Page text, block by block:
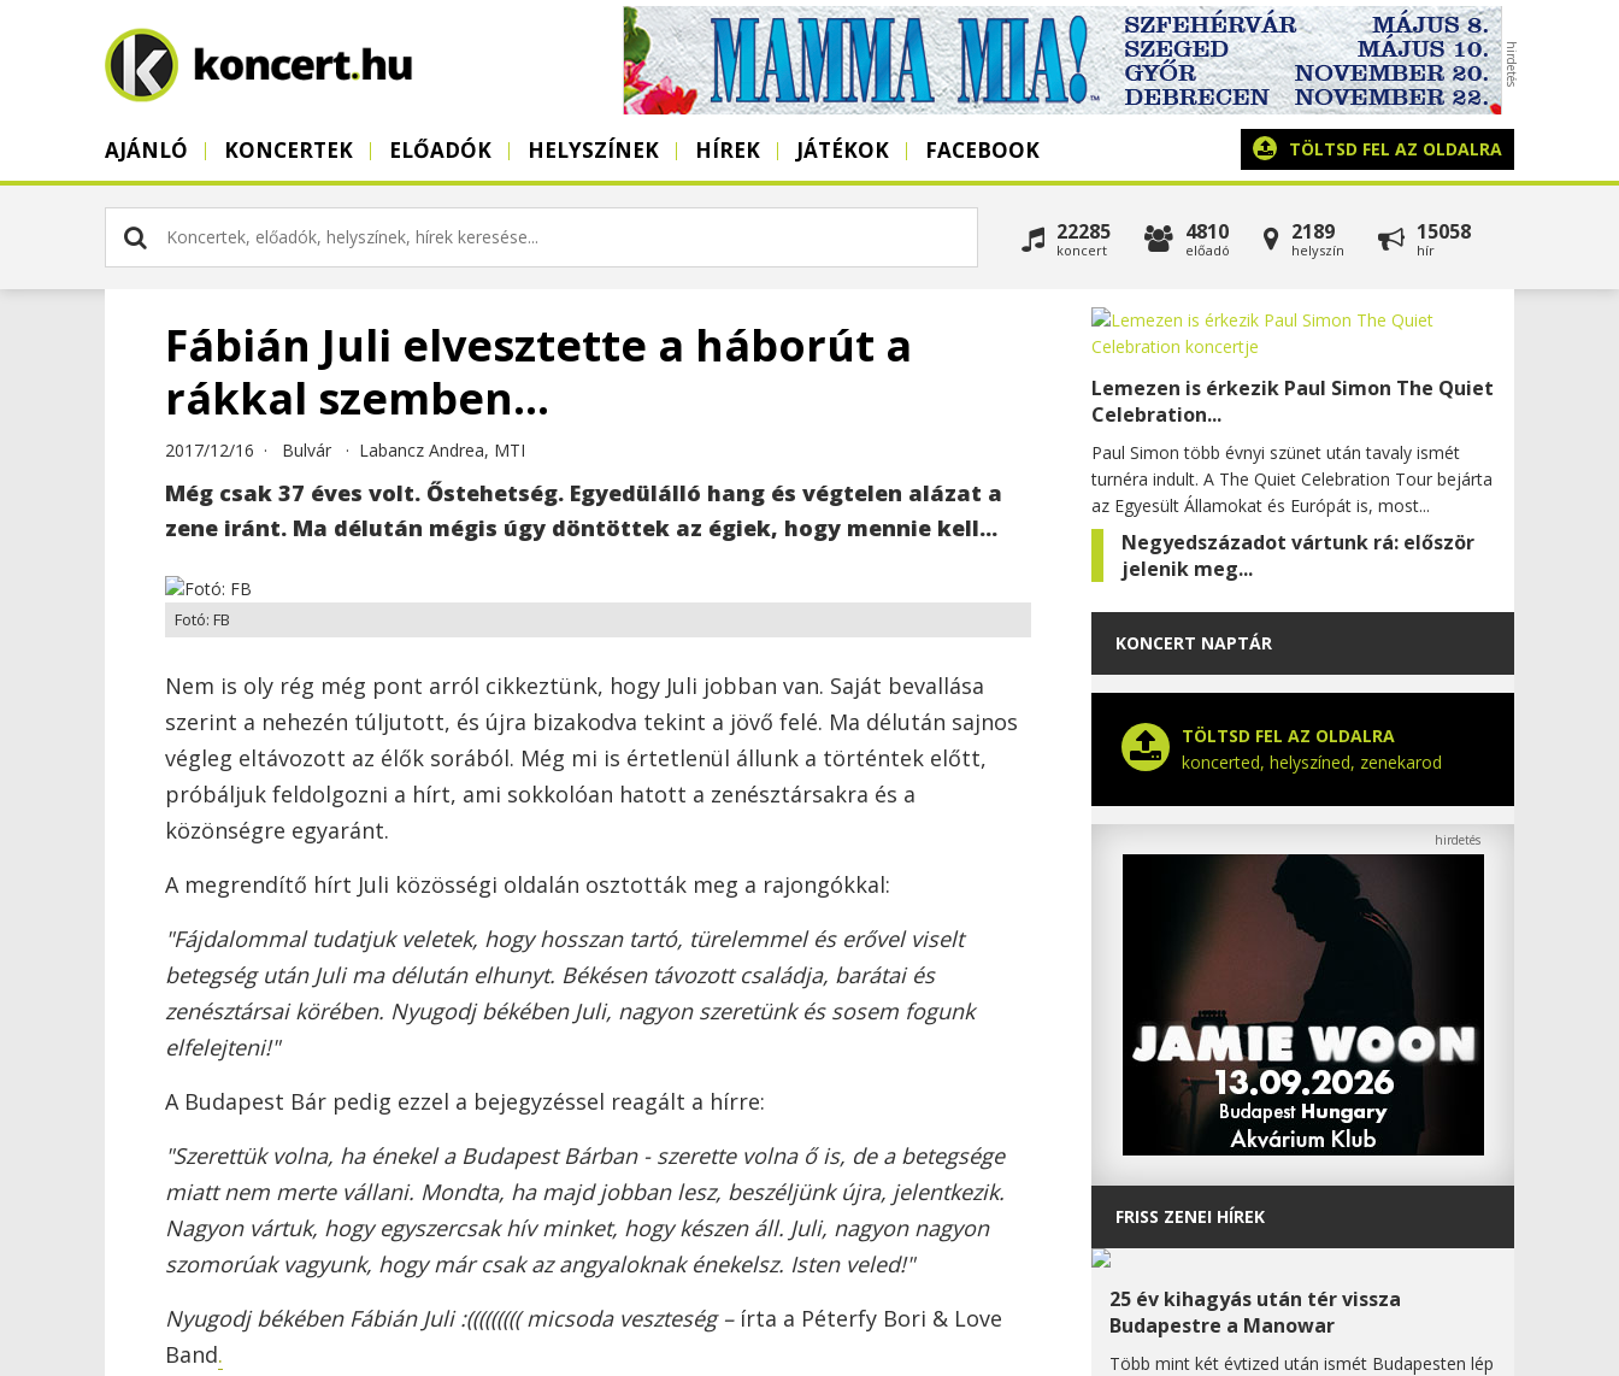
AJÁNLÓ KONCERTEK ELŐADÓK HELYSZÍNEK HÍREK JÁTÉKOK FACEBOOK TÖLTSD FEL AZ OLDALRA
22285
koncert
4810
előadó
2189
helyszín
15058
hír
Fábián Juli elvesztette a háborút a
rákkal szemben...
2017/12/16 · Bulvár · Labancz Andrea, MTI
Még csak 37 éves volt. Őstehetség. Egyedülálló hang és végtelen alázat a
zene iránt. Ma délután mégis úgy döntöttek az égiek, hogy mennie kell...
Fotó: FB
Nem is oly rég még pont arról cikkeztünk, hogy Juli jobban van. Saját bevallása
szerint a nehezén túljutott, és újra bizakodva tekint a jövő felé. Ma délután sajnos
végleg eltávozott az élők sorából. Még mi is értetlenül állunk a történtek előtt,
próbáljuk feldolgozni a hírt, ami sokkolóan hatott a zenésztársakra és a
közönségre egyaránt.
A megrendítő hírt Juli közösségi oldalán osztották meg a rajongókkal:
"Fájdalommal tudatjuk veletek, hogy hosszan tartó, türelemmel és erővel viselt
betegség után Juli ma délután elhunyt. Békésen távozott családja, barátai és
zenésztársai körében. Nyugodj békében Juli, nagyon szeretünk és sosem fogunk
elfelejteni!"
A Budapest Bár pedig ezzel a bejegyzéssel reagált a hírre:
"Szerettük volna, ha énekel a Budapest Bárban - szerette volna ő is, de a betegsége
miatt nem merte vállani. Mondta, ha majd jobban lesz, beszéljünk újra, jelentkezik.
Nagyon vártuk, hogy egyszercsak hív minket, hogy készen áll. Juli, nagyon nagyon
szomorúak vagyunk, hogy már csak az angyaloknak énekelsz. Isten veled!"
Nyugodj békében Fábián Juli :((((((((( micsoda veszteség – írta a Péterfy Bori & Love
Band.
Lemezen is érkezik Paul Simon The Quiet
Celebration...
Paul Simon több évnyi szünet után tavaly ismét
turnéra indult. A The Quiet Celebration Tour bejárta
az Egyesült Államokat és Európát is, most...
Negyedszázadot vártunk rá: először
jelenik meg...
KONCERT NAPTÁR
TÖLTSD FEL AZ OLDALRA
koncerted, helyszíned, zenekarod
FRISS ZENEI HÍREK
25 év kihagyás után tér vissza
Budapestre a Manowar
Több mint két évtized után ismét Budapesten lép